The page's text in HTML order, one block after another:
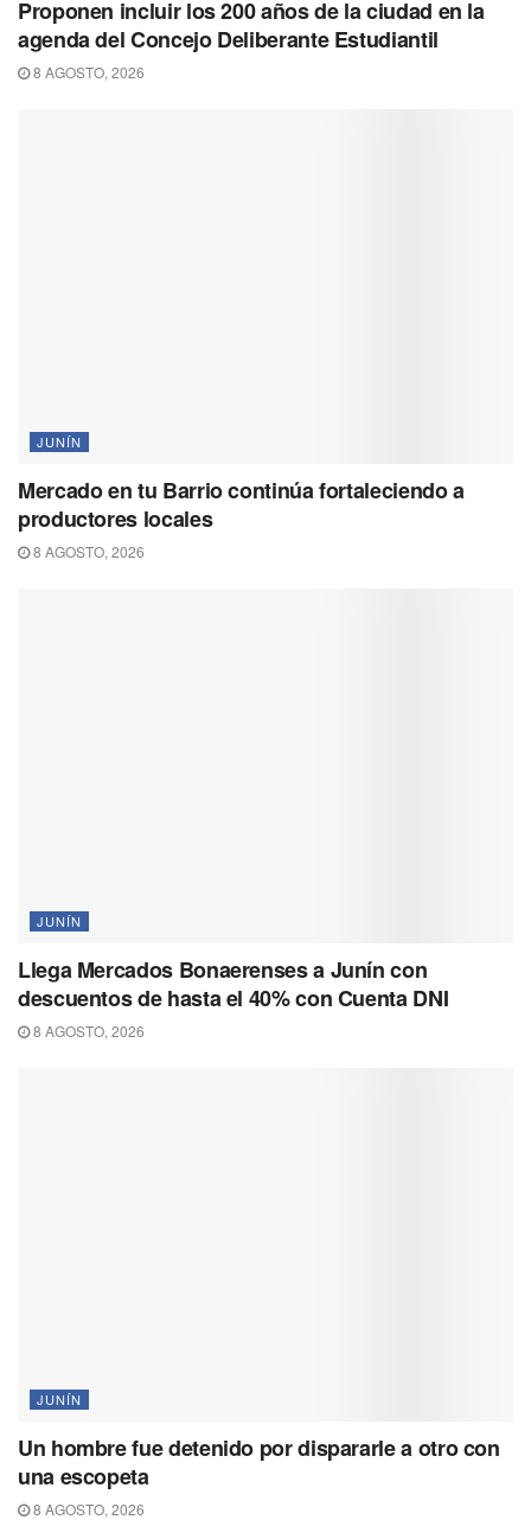
Proponen incluir los 200 años de la ciudad en la
agenda del Concejo Deliberante Estudiantil
8 AGOSTO, 2026
JUNÍN
Mercado en tu Barrio continúa fortaleciendo a
productores locales
8 AGOSTO, 2026
JUNÍN
Llega Mercados Bonaerenses a Junín con
descuentos de hasta el 40% con Cuenta DNI
8 AGOSTO, 2026
JUNÍN
Un hombre fue detenido por dispararle a otro con
una escopeta
8 AGOSTO, 2026